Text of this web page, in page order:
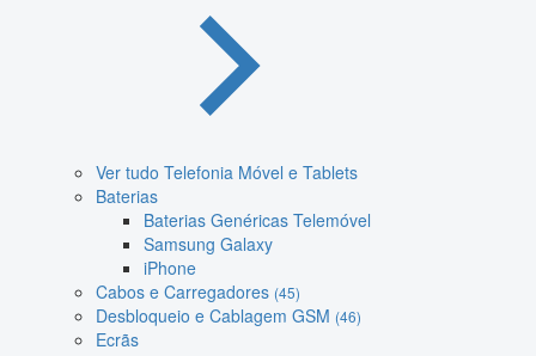
Ver tudo Telefonia Móvel e Tablets
Baterias
Baterias Genéricas Telemóvel
Samsung Galaxy
iPhone
Cabos e Carregadores (45)
Desbloqueio e Cablagem GSM (46)
Ecrãs